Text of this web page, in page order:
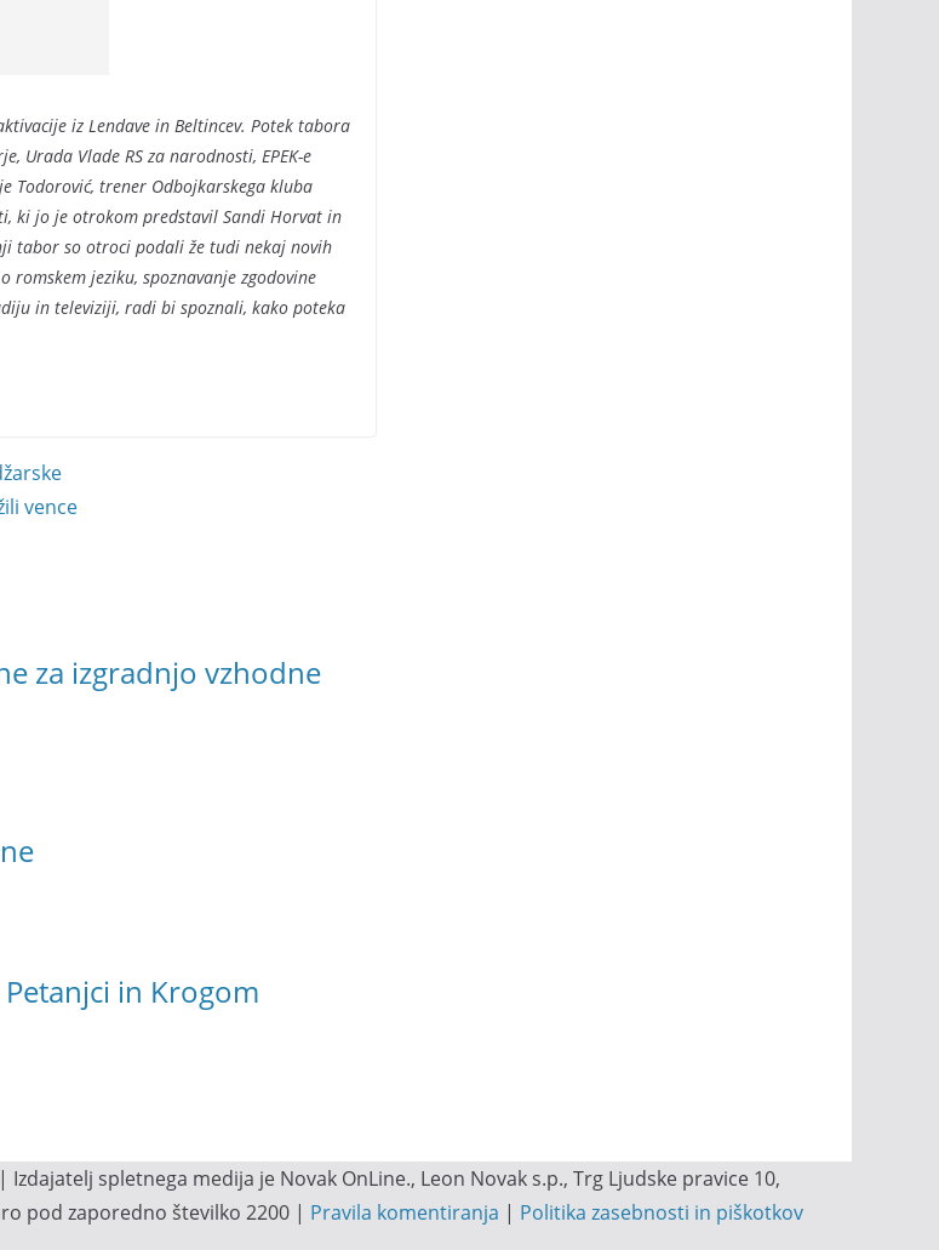
iz Lendave in Beltincev. Potek tabora
Urada Vlade RS za narodnosti, EPEK-e
Todorović, trener Odbojkarskega kluba
ki jo je otrokom predstavil Sandi Horvat in
tabor so otroci podali že tudi nekaj novih
romskem jeziku, spoznavanje zgodovine
in televiziji, radi bi spoznali, kako poteka
vence
za izgradnjo vzhodne
in Krogom
spletnega medija je Novak OnLine., Leon Novak s.p., Trg Ljudske pravice 10,
pod zaporedno številko 2200 | Pravila komentiranja | Politika zasebnosti in piškotkov